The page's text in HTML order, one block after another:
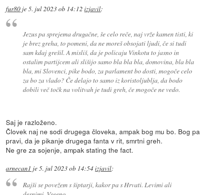
fur80 je5. jul 2023 ob 14:12 izjavil:
Jezus pa sprejema drugačne, še celo reče, naj vrže kamen tisti, ki
je brez greha, to pomeni, da ne moreš obsojati ljudi, če si tudi
sam kdaj grešil. A misliš, da je policaju Vinkotu to jasno in
ostalim partijcem ali slišijo samo bla bla bla, domovina, bla bla
bla, mi Slovenci, pike bodo, za parlament bo dosti, mogoče celo
za bo za vlado? Če delajo to samo iz koristoljublja, da bodo
dobili več točk na volitvah je tudi greh, če mogoče ne vedo.
Saj je razloženo.
Človek naj ne sodi drugega človeka, ampak bog mu bo. Bog pa
pravi, da je pikanje drugega fanta v rit, smrtni greh.
Ne gre za sojenje, ampak stating the fact.
arnecan1 je5. jul 2023 ob 14:54izjavil:
Rajši se povežem s šiptarji, kakor pa s Hrvati. Levimi ali